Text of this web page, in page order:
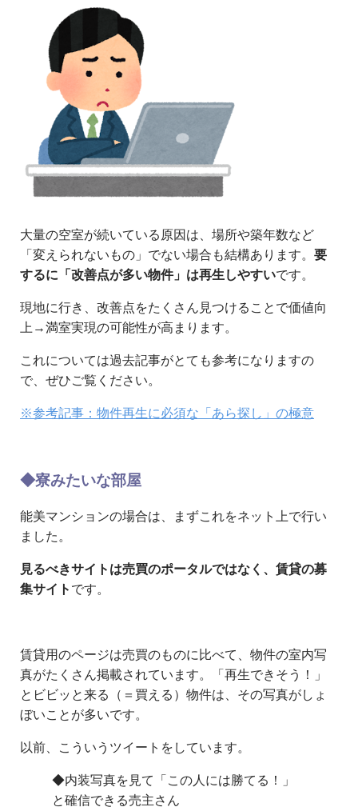
大量の空室が続いている原因は、場所や築年数など
「変えられないもの」でない場合も結構あります。 要
するに「改善点が多い物件」は再生しやすいです。
現地に行き、改善点をたくさん見つけることで価値向
上→満室実現の可能性が高まります。
これについては過去記事がとても参考になりますの
で、ぜひご覧ください。
※参考記事：物件再生に必須な「あら探し」の極意
◆寮みたいな部屋
能美マンションの場合は、まずこれをネット上で行い
ました。
見るべきサイトは売買のポータルではなく、賃貸の募
集サイト です。
賃貸用のページは売買のものに比べて、物件の室内写
真がたくさん掲載されています。「再生できそう！」
とビビッと来る（＝買える）物件は、その写真がしょ
ぼいことが多いです。
以前、こういうツイートをしています。
◆内装写真を見て「この人には勝てる！」
と確信できる売主さん